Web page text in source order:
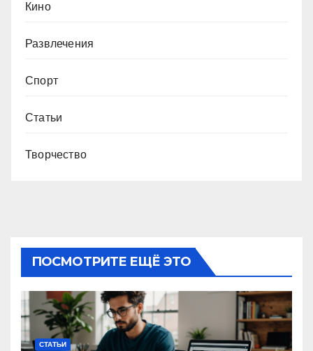
Кино
Развлечения
Спорт
Статьи
Творчество
ПОСМОТРИТЕ ЕЩЁ ЭТО
СТАТЬИ